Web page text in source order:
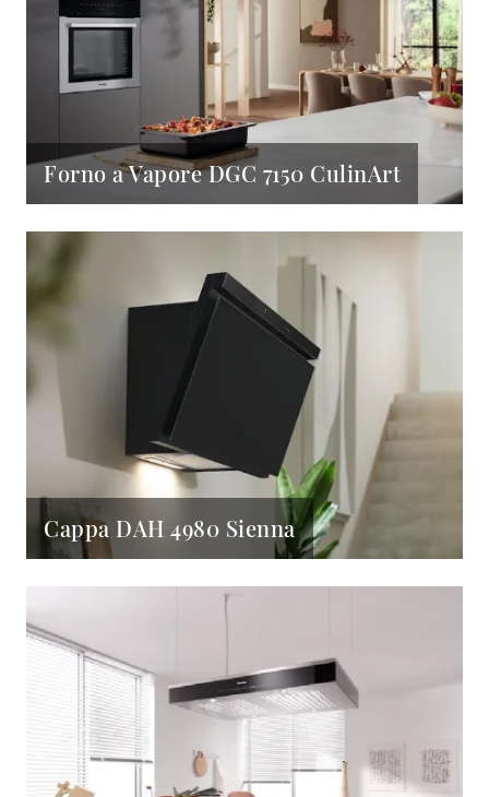
Forno a Vapore DGC 7150 CulinArt
Cappa DAH 4980 Sienna